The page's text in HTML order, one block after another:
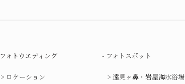
フォトウエディング
ロケーション
フォトスポット
遠見ヶ鼻・岩屋海水浴場